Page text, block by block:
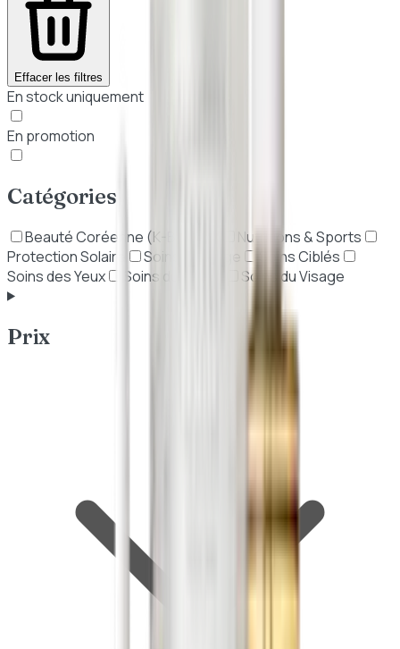
Effacer les filtres
En stock uniquement
En promotion
Catégories
Beauté Coréenne (K-Beauty)
Nutritions & Sports
Protection Solaire
Soins Anti-Âge
Soins Ciblés
Soins des Yeux
Soins du Corps Soins du Visage
Prix